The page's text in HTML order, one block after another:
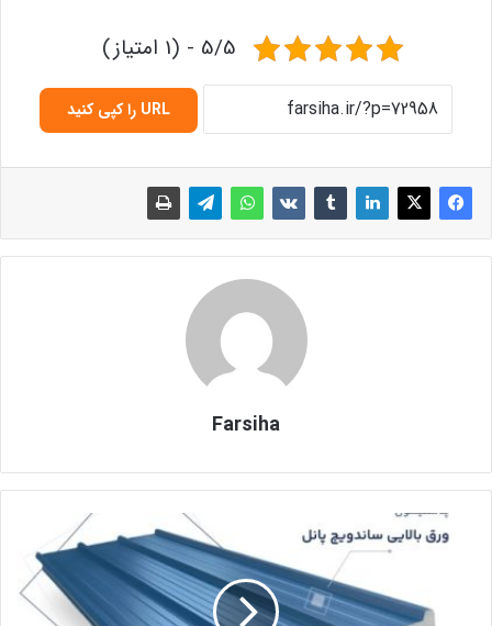
5/5 - (1 امتیاز)
URL را کپی کنید
Farsiha